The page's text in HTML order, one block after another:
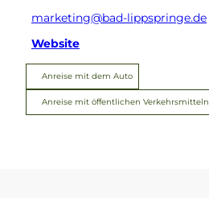
marketing@bad-lippspringe.de
Website
Anreise mit dem Auto
Anreise mit öffentlichen Verkehrsmitteln